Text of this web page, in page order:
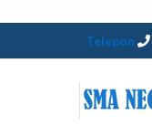
Telepon